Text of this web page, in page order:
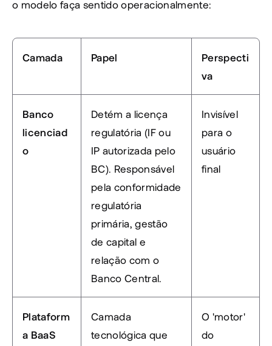
o modelo faça sentido operacionalmente:
Camada Papel
Perspecti
va
Banco
licenciad
o
Detém a licença
regulatória (IF ou
IP autorizada pelo
BC). Responsável
pela conformidade
regulatória
primária, gestão
de capital e
relação com o
Banco Central.
Invisível
para o
usuário
final
Plataform
a BaaS
Camada
tecnológica que
O 'motor'
do